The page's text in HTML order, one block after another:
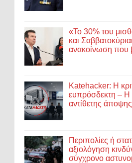
«Το 30% του
και
ανακοίνωση που
Katehacker: Η
ευπρόσδεκτη – Η
αντίθετης άποψης
Περιπολίες ή
αξιολόγηση
σύγχρονο